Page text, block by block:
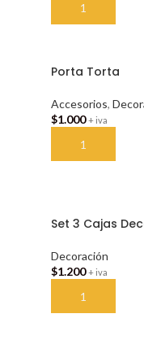
AÑADIR AL
Porta Torta
Accesorios,
$1.000 + iva
AÑADIR AL
Set 3 Cajas
Decoración
$1.200 + iva
AÑADIR AL